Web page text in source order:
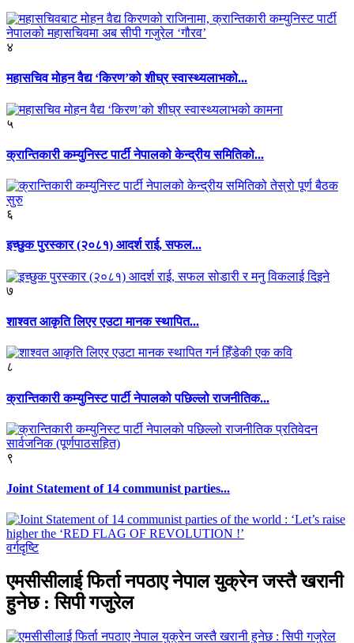
४
महासचिव मोहन वैद्य ‘किरण’को शीघ्र स्वास्थ्यलाभको...
५
क्रान्तिकारी कम्युनिस्ट पार्टी नेपालको केन्द्रीय समितिको...
६
इच्छुक पुरस्कार (२०८१) आदर्श राई, सफल...
७
शाश्वत आकृति लिएर एउटा मानक स्थापित...
८
क्रान्तिकारी कम्युनिस्ट पार्टी नेपालको पछिल्लो राजनीतिक...
९
Joint Statement of 14 communist parties...
वर्गदृष्टि
एमसीसीलाई फिर्ता नपठाए नेपाल युक्रेन जस्तै खरानी
हुनेछ : सिपी गजुरेल